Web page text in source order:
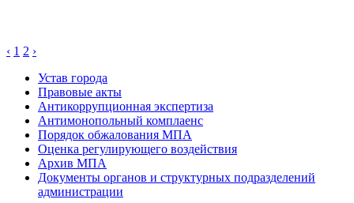
‹ 1 2 ›
Устав города
Правовые акты
Антикоррупционная экспертиза
Антимонопольный комплаенс
Порядок обжалования МПА
Оценка регулирующего воздействия
Архив МПА
Документы органов и структурных подразделений
администрации